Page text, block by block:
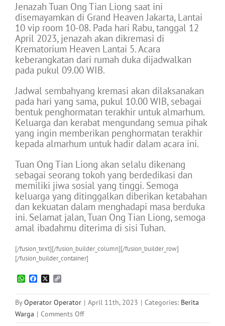
Jenazah Tuan Ong Tian Liong saat ini
disemayamkan di Grand Heaven Jakarta, Lantai
10 vip room 10-08. Pada hari Rabu, tanggal 12
April 2023, jenazah akan dikremasi di
Krematorium Heaven Lantai 5. Acara
keberangkatan dari rumah duka dijadwalkan
pada pukul 09.00 WIB.
Jadwal sembahyang kremasi akan dilaksanakan
pada hari yang sama, pukul 10.00 WIB, sebagai
bentuk penghormatan terakhir untuk almarhum.
Keluarga dan kerabat mengundang semua pihak
yang ingin memberikan penghormatan terakhir
kepada almarhum untuk hadir dalam acara ini.
Tuan Ong Tian Liong akan selalu dikenang
sebagai seorang tokoh yang berdedikasi dan
memiliki jiwa sosial yang tinggi. Semoga
keluarga yang ditinggalkan diberikan ketabahan
dan kekuatan dalam menghadapi masa berduka
ini. Selamat jalan, Tuan Ong Tian Liong, semoga
amal ibadahmu diterima di sisi Tuhan.
[/fusion_text][/fusion_builder_column][/fusion_builder_row]
[/fusion_builder_container]
WhatsApp
Facebook
X
ByOperator Operator | April 11th, 2023 | Categories: Berita
Warga | Comments Offon